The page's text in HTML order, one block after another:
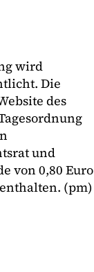
wird
Die
des
und
von 0,80 Euro
(pm)